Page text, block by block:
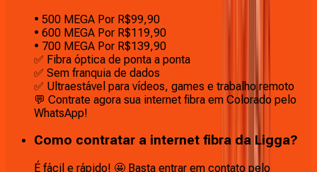
• 500 MEGA Por R$99,90
• 600 MEGA Por R$119,90
• 700 MEGA Por R$139,90
✅ Fibra óptica de ponta a ponta
✅ Sem franquia de dados
✅ Ultraestável para vídeos, games e trabalho remoto
💬 Contrate agora sua internet fibra em Colorado pelo
WhatsApp!
Como contratar a internet fibra da Ligga?
É fácil e rápido! 🤩 Basta entrar em contato pelo